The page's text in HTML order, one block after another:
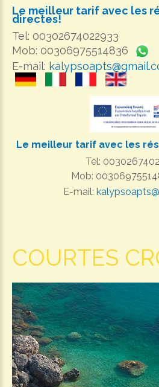
Le meilleur tarif avec les
directes!
Tel: 00302674022933
Mob: 00306975514836
E-mail:
Le meilleur tarif avec les
Tel:
Mob:
E-mail:
COURTES